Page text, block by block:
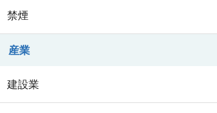
禁煙
産業
建設業